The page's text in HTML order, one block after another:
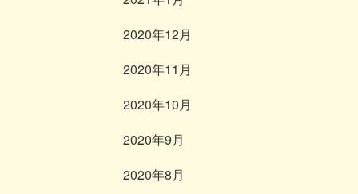
2020年12月
2020年11月
2020年10月
2020年9月
2020年8月